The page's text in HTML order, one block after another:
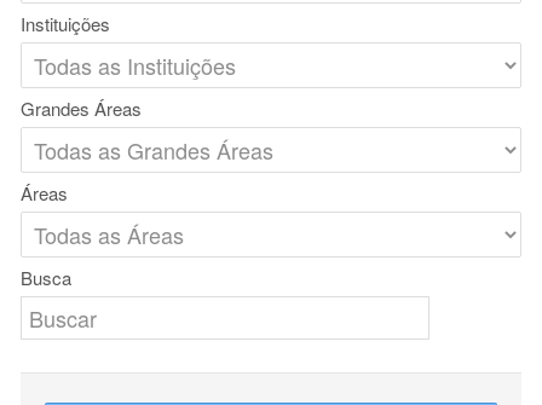
Instituições
Grandes Áreas
Áreas
Busca